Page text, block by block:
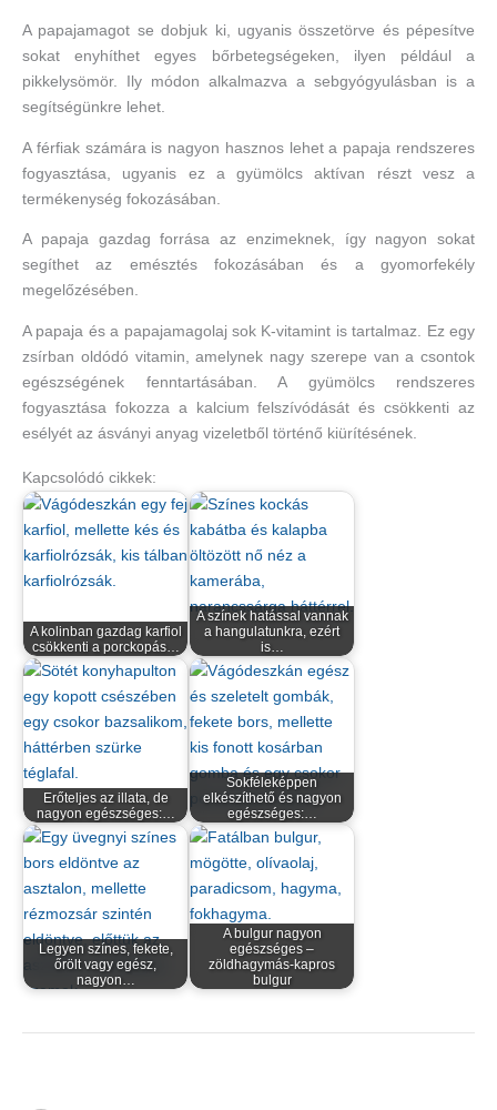
A papajamagot se dobjuk ki, ugyanis összetörve és pépesítve
sokat enyhíthet egyes bőrbetegségeken, ilyen például a
pikkelysömör. Ily módon alkalmazva a sebgyógyulásban is a
segítségünkre lehet.
A férfiak számára is nagyon hasznos lehet a papaja rendszeres
fogyasztása, ugyanis ez a gyümölcs aktívan részt vesz a
termékenység fokozásában.
A papaja gazdag forrása az enzimeknek, így nagyon sokat
segíthet az emésztés fokozásában és a gyomorfekély
megelőzésében.
A papaja és a papajamagolaj sok K-vitamint is tartalmaz. Ez egy
zsírban oldódó vitamin, amelynek nagy szerepe van a csontok
egészségének fenntartásában. A gyümölcs rendszeres
fogyasztása fokozza a kalcium felszívódását és csökkenti az
esélyét az ásványi anyag vizeletből történő kiürítésének.
Kapcsolódó cikkek:
A kolinban gazdag karfiol
csökkenti a porckopás…
A színek hatással vannak
a hangulatunkra, ezért
is…
Erőteljes az illata, de
nagyon egészséges:…
Sokféleképpen
elkészíthető és nagyon
egészséges:…
Legyen színes, fekete,
őrölt vagy egész,
nagyon…
A bulgur nagyon
egészséges –
zöldhagymás-kapros
bulgur